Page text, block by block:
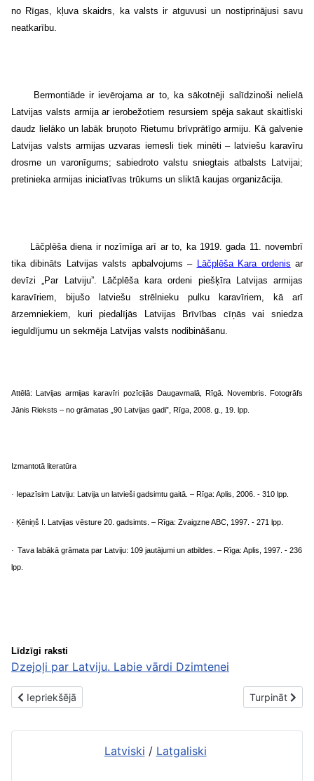
no Rīgas, kļuva skaidrs, ka valsts ir atguvusi un nostiprinājusi savu
neatkarību.
Bermontiāde ir ievērojama ar to, ka sākotnēji salīdzinoši nelielā
Latvijas valsts armija ar ierobežotiem resursiem spēja sakaut skaitliski
daudz lielāko un labāk bruņoto Rietumu brīvprātīgo armiju. Kā galvenie
Latvijas valsts armijas uzvaras iemesli tiek minēti – latviešu karavīru
drosme un varonīgums; sabiedroto valstu sniegtais atbalsts Latvijai;
pretinieka armijas iniciatīvas trūkums un sliktā kaujas organizācija.
Lāčplēša diena ir nozīmīga arī ar to, ka 1919. gada 11. novembrī
tika dibināts Latvijas valsts apbalvojums – Lāčplēša Kara ordenis ar
devīzi „Par Latviju”. Lāčplēša kara ordeni piešķīra Latvijas armijas
karavīriem, bijušo latviešu strēlnieku pulku karavīriem, kā arī
ārzemniekiem, kuri piedalījās Latvijas Brīvības cīņās vai sniedza
ieguldījumu un sekmēja Latvijas valsts nodibināšanu.
Attēlā: Latvijas armijas karavīri pozīcijās Daugavmalā, Rīgā. Novembris. Fotogrāfs
Jānis Rieksts – no grāmatas „90 Latvijas gadi”, Rīga, 2008. g., 19. lpp.
Izmantotā literatūra
· Iepazīsim Latviju: Latvija un latvieši gadsimtu gaitā. – Rīga: Aplis, 2006. - 310 lpp.
· Ķēniņš I. Latvijas vēsture 20. gadsimts. – Rīga: Zvaigzne ABC, 1997. - 271 lpp.
· Tava labākā grāmata par Latviju: 109 jautājumi un atbildes. – Rīga: Aplis, 1997. - 236
lpp.
Līdzīgi raksti
Dzejoļi par Latviju. Labie vārdi Dzimtenei
Iepriekšējais raksts: Rēzeknes kultūras namam – 80
Iepriekšējā Nākamais
Turpināt
Latviski / Latgaliski